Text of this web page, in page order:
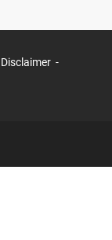
Disclaimer